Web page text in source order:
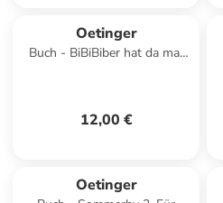
Oetinger
Buch - BiBiBiber hat da mal
12,00 €
Oetinger